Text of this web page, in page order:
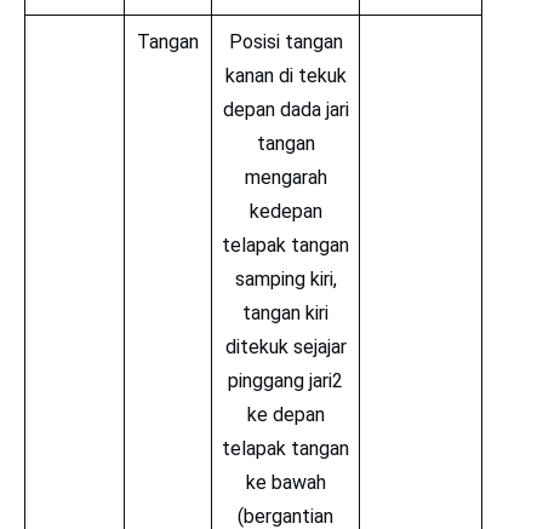
Tangan
Posisi tangan
kanan di tekuk
depan dada jari
tangan
mengarah
kedepan
telapak tangan
samping kiri,
tangan kiri
ditekuk sejajar
pinggang jari2
ke depan
telapak tangan
ke bawah
(bergantian